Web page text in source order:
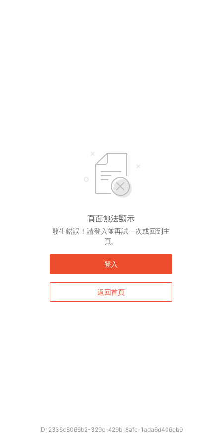
頁面無法顯示
發生錯誤！請登入並再試一次或回到主
頁。
登入
返回首頁
ID: 2336c8066b2-329c-429b-8afc-1ada6d406eb0